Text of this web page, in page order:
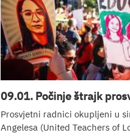
09.01. Počinje štrajk
Prosvjetni radnici okupljeni u
Angelesa (United Teachers of